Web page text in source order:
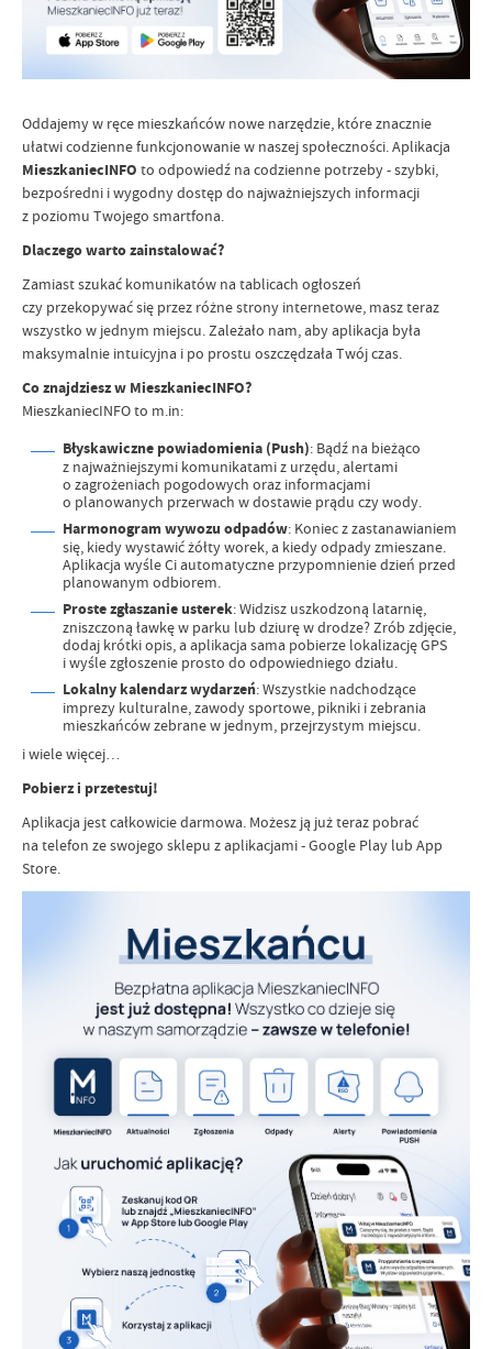
Oddajemy w ręce mieszkańców nowe narzędzie, które znacznie
ułatwi codzienne funkcjonowanie w naszej społeczności. Aplikacja
MieszkaniecINFO to odpowiedź na codzienne potrzeby - szybki,
bezpośredni i wygodny dostęp do najważniejszych informacji
z poziomu Twojego smartfona.
Dlaczego warto zainstalować?
Zamiast szukać komunikatów na tablicach ogłoszeń
czy przekopywać się przez różne strony internetowe, masz teraz
wszystko w jednym miejscu. Zależało nam, aby aplikacja była
maksymalnie intuicyjna i po prostu oszczędzała Twój czas.
Co znajdziesz w MieszkaniecINFO?
MieszkaniecINFO to m.in:
Błyskawiczne powiadomienia (Push): Bądź na bieżąco
z najważniejszymi komunikatami z urzędu, alertami
o zagrożeniach pogodowych oraz informacjami
o planowanych przerwach w dostawie prądu czy wody.
Harmonogram wywozu odpadów: Koniec z zastanawianiem
się, kiedy wystawić żółty worek, a kiedy odpady zmieszane.
Aplikacja wyśle Ci automatyczne przypomnienie dzień przed
planowanym odbiorem.
Proste zgłaszanie usterek: Widzisz uszkodzoną latarnię,
zniszczoną ławkę w parku lub dziurę w drodze? Zrób zdjęcie,
dodaj krótki opis, a aplikacja sama pobierze lokalizację GPS
i wyśle zgłoszenie prosto do odpowiedniego działu.
Lokalny kalendarz wydarzeń: Wszystkie nadchodzące
imprezy kulturalne, zawody sportowe, pikniki i zebrania
mieszkańców zebrane w jednym, przejrzystym miejscu.
i wiele więcej…
Pobierz i przetestuj!
Aplikacja jest całkowicie darmowa. Możesz ją już teraz pobrać
na telefon ze swojego sklepu z aplikacjami - Google Play lub App
Store.